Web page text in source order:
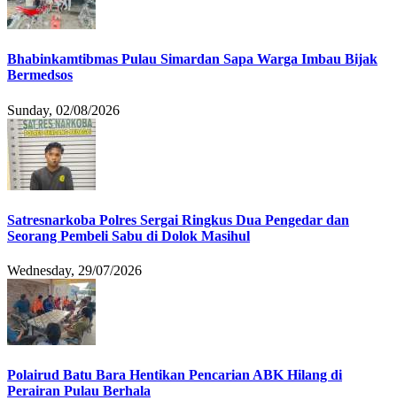
Bhabinkamtibmas Pulau Simardan Sapa Warga Imbau Bijak
Bermedsos
Sunday, 02/08/2026
Satresnarkoba Polres Sergai Ringkus Dua Pengedar dan
Seorang Pembeli Sabu di Dolok Masihul
Wednesday, 29/07/2026
Polairud Batu Bara Hentikan Pencarian ABK Hilang di
Perairan Pulau Berhala